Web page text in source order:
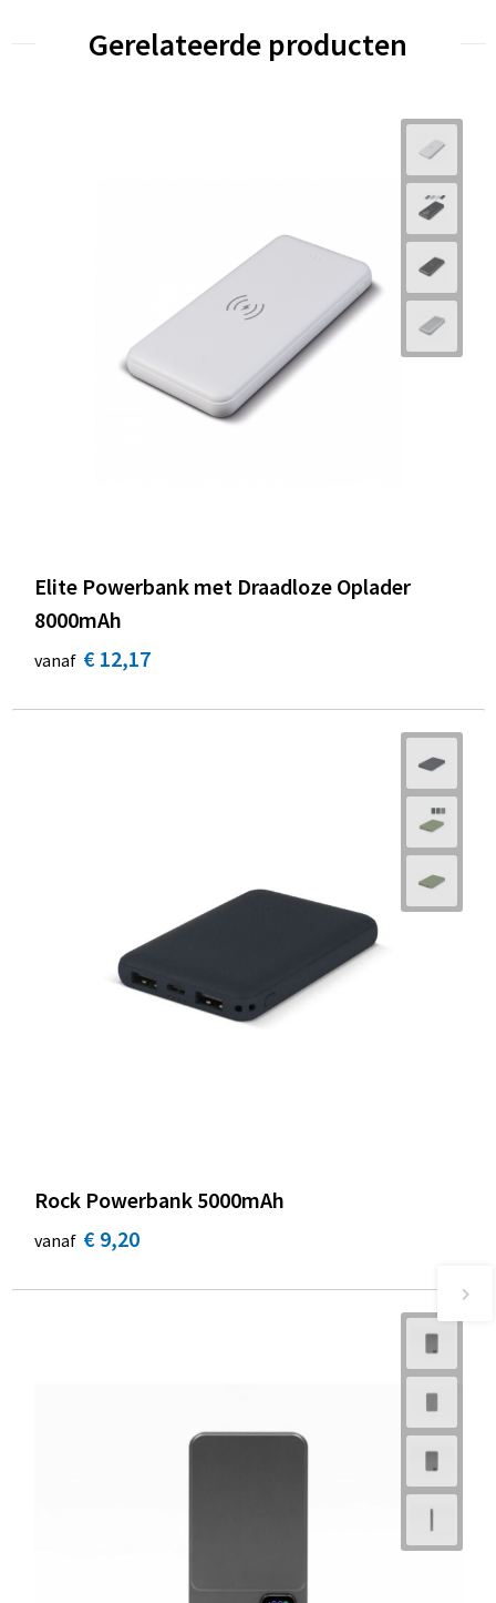
Gerelateerde producten
Elite Powerbank met Draadloze Oplader
8000mAh
vanaf € 12,17
Rock Powerbank 5000mAh
vanaf € 9,20